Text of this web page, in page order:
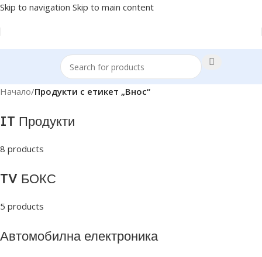
Skip to navigation Skip to main content
Начало/Продукти с етикет „Внос“
IT Продукти
8 products
TV БОКС
5 products
Автомобилна електроника